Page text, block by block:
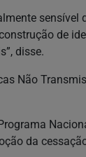
sensível
de
disse.
Não
da